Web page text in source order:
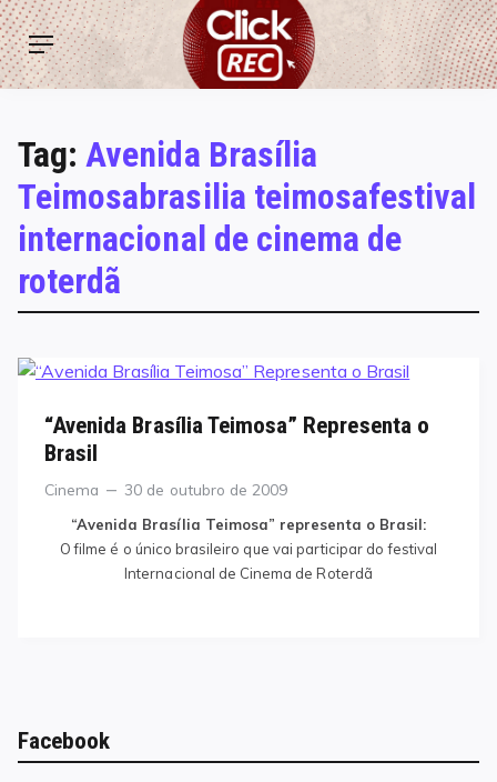
Skip
to
content
ClickREC
Menu
Tag:Avenida Brasília
Teimosabrasilia teimosafestival
internacional de cinema de
roterdã
“Avenida Brasília Teimosa” Representa o
Brasil
Categories
Cinema
Posted
30 de outubro de 2009
“Avenida Brasília Teimosa” representa o Brasil:
O filme é o único brasileiro que vai participar do festival
Internacional de Cinema de Roterdã
Facebook